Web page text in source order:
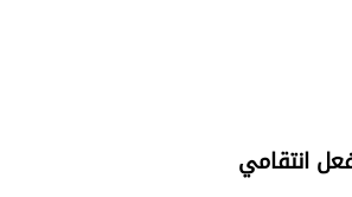
انتقامي